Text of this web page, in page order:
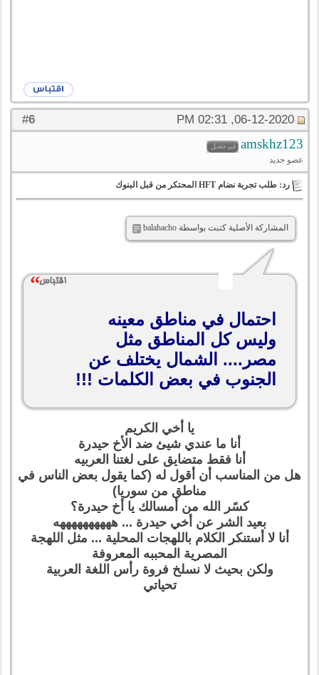
#
6 06-12-2020, 02:31 PM
amskhz123
عضو جديد
رد: طلب تجربة نضام HFT المحتكر من قبل البنوك
المشاركة الأصلية كتبت بواسطة balahacho
احتمال في مناطق معينه
وليس كل المناطق مثل
مصر.... الشمال يختلف عن
الجنوب في بعض الكلمات !!!
يا أخي الكريم
أنا ما عندي شيئ ضد الأخ حيدرة
أنا فقط متضايق على لغتنا العربيه
هل من المناسب أن أقول له (كما يقول بعض الناس في
مناطق من سوريا)
كسًر الله من أمسالك يا أخ حيدرة؟
بعيد الشر عن أخي حيدرة ... ههههههههههه
أنا لا أستنكر الكلام باللهجات المحلية ... مثل اللهجة
المصرية المحببه المعروفة
ولكن بحيث لا نسلخ فروة رأس اللغة العربية
تحياتي